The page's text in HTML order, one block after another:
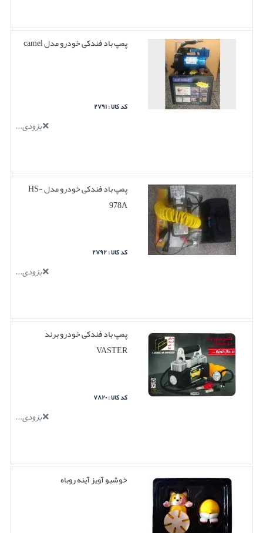
پمپ باد فندکی خودرو مدل camel
کد کالا : ۲۷۹۱
بزودی...
پمپ باد فندکی خودرو مدل HS-
978A
کد کالا : ۲۷۹۲
بزودی...
پمپ باد فندکی خودرو برند
VASTER
کد کالا : ۷۸۲۰
بزودی...
خوشبو آویز آینه روباه